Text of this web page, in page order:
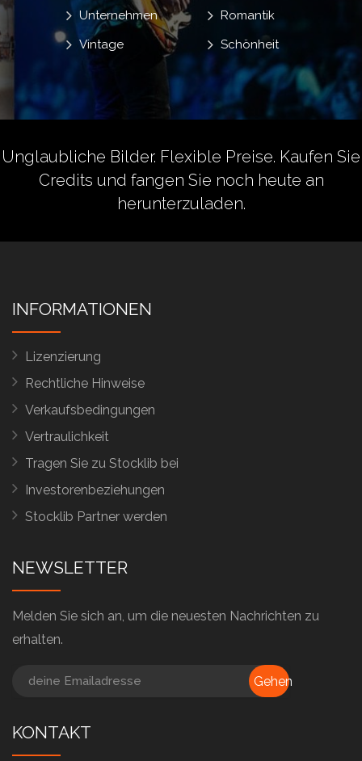
Romantik
Schönheit
Unternehmen
Vintage
Unglaubliche Bilder. Flexible Preise. Kaufen Sie
Credits und fangen Sie noch heute an
herunterzuladen.
INFORMATIONEN
Lizenzierung
Rechtliche Hinweise
Verkaufsbedingungen
Vertraulichkeit
Tragen Sie zu Stocklib bei
Investorenbeziehungen
Stocklib Partner werden
NEWSLETTER
Melden Sie sich an, um die neuesten Nachrichten zu
erhalten.
Gehen
KONTAKT